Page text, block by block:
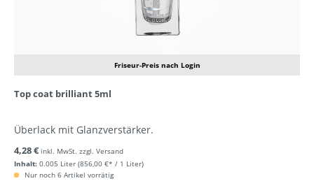
Friseur-Preis nach Login
Top coat brilliant 5ml
Überlack mit Glanzverstärker.
Inhalt: 0.005 Liter (856,00 €* / 1 Liter)
4,28 € inkl. MwSt. zzgl. Versand
Nur noch 6 Artikel vorrätig